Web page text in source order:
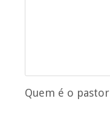
Quem é o pastor